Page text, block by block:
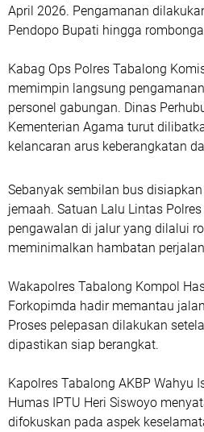
April 2026. Pengamanan
Pendopo Bupati hingga
Kabag Ops Polres Tabalong
memimpin langsung
personel gabungan. Dinas
Kementerian Agama turut
kelancaran arus keberangkatan
Sebanyak sembilan bus
jemaah. Satuan Lalu Lintas
pengawalan di jalur yang dilalui
meminimalkan hambatan
Wakapolres Tabalong Kompol
Forkopimda hadir memantau
Proses pelepasan dilakukan
dipastikan siap berangkat.
Kapolres Tabalong AKBP Wahyu
Humas IPTU Heri Siswoyo
difokuskan pada aspek